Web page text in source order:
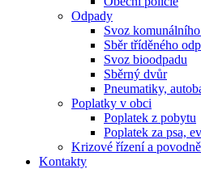
Odpady
Svoz
Sběr tříděného
Svoz bioodpadu
Sběrný dvůr
Pneumatiky,
Poplatky v obci
Poplatek z pobytu
Poplatek za psa,
Krizové řízení a povodně
Kontakty